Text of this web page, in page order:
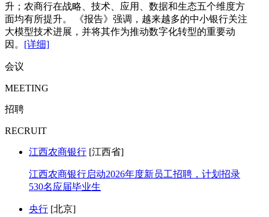
升；农商行在战略、技术、应用、数据和生态五个维度方
面均有所提升。 《报告》强调，越来越多的中小银行关注
大模型技术进展，并将其作为推动数字化转型的重要动
因。 [详细]
会议
MEETING
招聘
RECRUIT
江西农商银行 [江西省]
江西农商银行启动2026年度新员工招聘，计划招录
530名应届毕业生
央行 [北京]